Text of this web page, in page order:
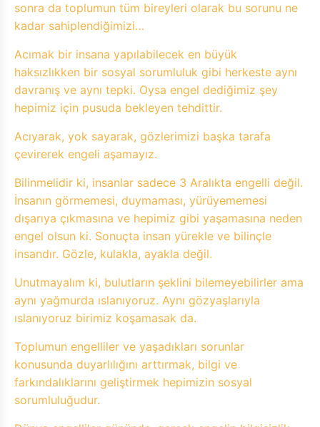
sonra da toplumun tüm bireyleri olarak bu sorunu ne
kadar sahiplendiğimizi…
Acımak bir insana yapılabilecek en büyük
haksızlıkken bir sosyal sorumluluk gibi herkeste aynı
davranış ve aynı tepki. Oysa engel dediğimiz şey
hepimiz için pusuda bekleyen tehdittir.
Acıyarak, yok sayarak, gözlerimizi başka tarafa
çevirerek engeli aşamayız.
Bilinmelidir ki, insanlar sadece 3 Aralıkta engelli değil.
İnsanın görmemesi, duymaması, yürüyememesi
dışarıya çıkmasına ve hepimiz gibi yaşamasına neden
engel olsun ki. Sonuçta insan yürekle ve bilinçle
insandır. Gözle, kulakla, ayakla değil.
Unutmayalım ki, bulutların şeklini bilemeyebilirler ama
aynı yağmurda ıslanıyoruz. Aynı gözyaşlarıyla
ıslanıyoruz birimiz koşamasak da.
Toplumun engelliler ve yaşadıkları sorunlar
konusunda duyarlılığını arttırmak, bilgi ve
farkındalıklarını geliştirmek hepimizin sosyal
sorumluluğudur.